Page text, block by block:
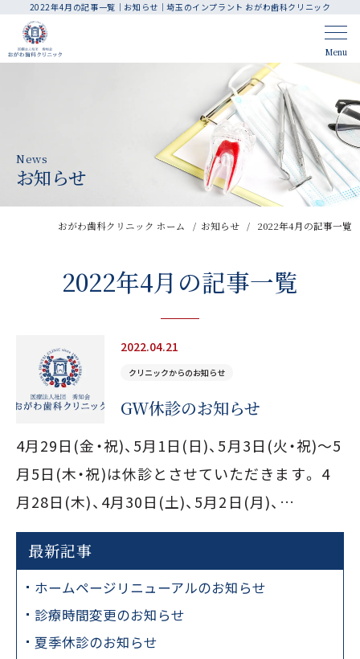
2022年4月の記事一覧｜お知らせ｜埼玉のインプラント おがわ歯科クリニック
Menu
News
お知らせ
おがわ歯科クリニック ホーム お知らせ 2022年4月の記事一覧
2022年4月の記事一覧
2022.04.21
クリニックからのお知らせ
GW休診のお知らせ
4月29日(金・祝)、5月1日(日)、5月3日(火・祝)～5
月5日(木・祝)は休診とさせていただきます。 4
月28日(木)、4月30日(土)、5月2日(月)、…
最新記事
ホームページリニューアルのお知らせ
診療時間変更のお知らせ
夏季休診のお知らせ
CLINIC CONTENTS
院長・スタッフ紹介
料金表
アクセス・医院案内
人材育成・採用
お知らせ
医院ブログ
セラミック治療・ホワイトニング
矯正歯科
歯周病治療
一般歯科
0480-93-7001
JR宇都宮線「白岡駅」西口徒歩4分・駐車場9台完備
保育士常駐の保育室あり（予約制）
平日 9:00〜13:00／14:00〜18:00
土曜 9:00〜13:00／14:00〜16:00